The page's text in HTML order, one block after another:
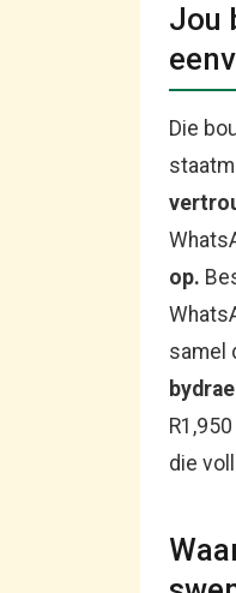
Jou
Die
op.
samel
die